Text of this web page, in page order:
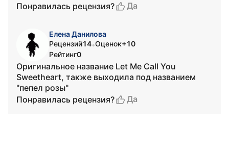
Понравилась рецензия?
Да
Елена Данилова
Рецензий14•Оценок+10
Рейтинг0
Оригинальное название Let Me Call You
Sweetheart, также выходила под названием
"пепел розы"
Понравилась рецензия?
Да